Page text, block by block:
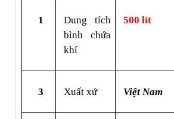
1
Dung tích
bình chứa
khí
500 lít
3 Xuất xứ Việt Nam